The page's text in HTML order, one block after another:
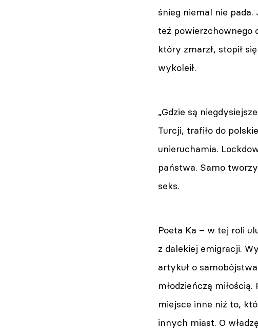
śnieg niemal nie
też powierzchownego
który zmarzł, stopił
wykoleił.
„Gdzie są
Turcji, trafiło do
unieruchamia.
państwa. Samo
seks.
Poeta Ka – w tej roli
z dalekiej emigracji.
artykuł o
młodzieńczą
miejsce inne niż to,
innych miast. O